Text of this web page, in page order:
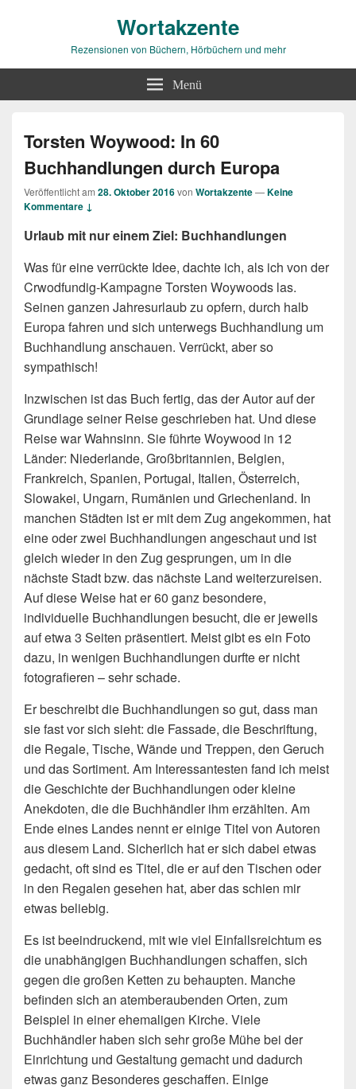
Wortakzente
Rezensionen von Büchern, Hörbüchern und mehr
Menü
Torsten Woywood: In 60
Buchhandlungen durch Europa
Veröffentlicht am 28. Oktober 2016von Wortakzente—Keine
Kommentare ↓
Urlaub mit nur einem Ziel: Buchhandlungen
Was für eine verrückte Idee, dachte ich, als ich von der
Crwodfundig-Kampagne Torsten Woywoods las.
Seinen ganzen Jahresurlaub zu opfern, durch halb
Europa fahren und sich unterwegs Buchhandlung um
Buchhandlung anschauen. Verrückt, aber so
sympathisch!
Inzwischen ist das Buch fertig, das der Autor auf der
Grundlage seiner Reise geschrieben hat. Und diese
Reise war Wahnsinn. Sie führte Woywood in 12
Länder: Niederlande, Großbritannien, Belgien,
Frankreich, Spanien, Portugal, Italien, Österreich,
Slowakei, Ungarn, Rumänien und Griechenland. In
manchen Städten ist er mit dem Zug angekommen, hat
eine oder zwei Buchhandlungen angeschaut und ist
gleich wieder in den Zug gesprungen, um in die
nächste Stadt bzw. das nächste Land weiterzureisen.
Auf diese Weise hat er 60 ganz besondere,
individuelle Buchhandlungen besucht, die er jeweils
auf etwa 3 Seiten präsentiert. Meist gibt es ein Foto
dazu, in wenigen Buchhandlungen durfte er nicht
fotografieren – sehr schade.
Er beschreibt die Buchhandlungen so gut, dass man
sie fast vor sich sieht: die Fassade, die Beschriftung,
die Regale, Tische, Wände und Treppen, den Geruch
und das Sortiment. Am Interessantesten fand ich meist
die Geschichte der Buchhandlungen oder kleine
Anekdoten, die die Buchhändler ihm erzählten. Am
Ende eines Landes nennt er einige Titel von Autoren
aus diesem Land. Sicherlich hat er sich dabei etwas
gedacht, oft sind es Titel, die er auf den Tischen oder
in den Regalen gesehen hat, aber das schien mir
etwas beliebig.
Es ist beeindruckend, mit wie viel Einfallsreichtum es
die unabhängigen Buchhandlungen schaffen, sich
gegen die großen Ketten zu behaupten. Manche
befinden sich an atemberaubenden Orten, zum
Beispiel in einer ehemaligen Kirche. Viele
Buchhändler haben sich sehr große Mühe bei der
Einrichtung und Gestaltung gemacht und dadurch
etwas ganz Besonderes geschaffen. Einige